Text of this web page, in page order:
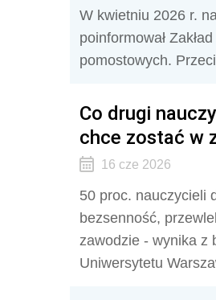
W kwietniu 2026 r.
poinformował
pomostowych.
Co drugi
chce zostać w
16 cze 2026
50 proc. nauczycieli
bezsenność,
zawodzie - wynika z
Uniwersytetu